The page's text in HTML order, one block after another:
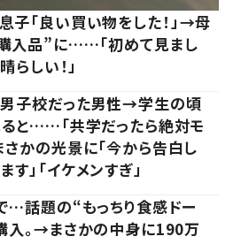
子「良い買い物をした！」→母
入品”に……「初めて見まし
らしい！」
子校だった男性→学生の頃
と……「共学だったら絶対モ
さかの光景に「今から告白し
す」「イケメンすぎ」
…話題の“もっちり食感ドー
入。→まさかの中身に190万